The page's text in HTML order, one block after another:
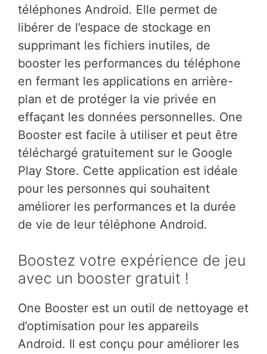
téléphones Android. Elle permet de
libérer de l’espace de stockage en
supprimant les fichiers inutiles, de
booster les performances du téléphone
en fermant les applications en arrière-
plan et de protéger la vie privée en
effaçant les données personnelles. One
Booster est facile à utiliser et peut être
téléchargé gratuitement sur le Google
Play Store. Cette application est idéale
pour les personnes qui souhaitent
améliorer les performances et la durée
de vie de leur téléphone Android.
Boostez votre expérience de jeu
avec un booster gratuit !
One Booster est un outil de nettoyage et
d’optimisation pour les appareils
Android. Il est conçu pour améliorer les